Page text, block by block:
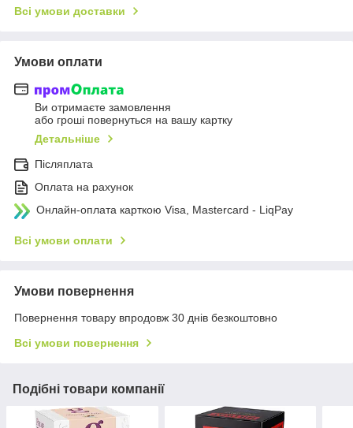
Всі умови доставки
Умови оплати
Ви отримаєте замовлення
або гроші повернуться на вашу картку
Детальніше
Післяплата
Оплата на рахунок
Онлайн-оплата карткою Visa, Mastercard - LiqPay
Всі умови оплати
Умови повернення
Повернення товару впродовж 30 днів безкоштовно
Всі умови повернення
Подібні товари компанії